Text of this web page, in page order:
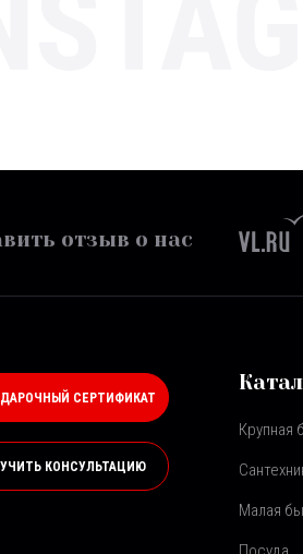
отзыв о нас
СЕРТИФИКАТ
КОНСУЛЬТАЦИЮ
Крупная
Малая